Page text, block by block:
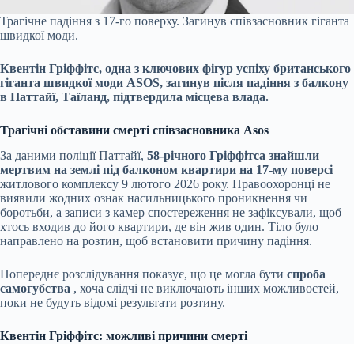
Трагічне падіння з 17-го поверху. Загинув співзасновник гіганта
швидкої моди.
Квентін Гріффітс, одна з ключових фігур успіху британського
гіганта швидкої моди ASOS, загинув після падіння з балкону
в Паттайї, Таїланд, підтвердила місцева влада.
Трагічні обставини смерті співзасновника Asos
За даними поліції Паттайї, 58-річного Гріффітса знайшли
мертвим на землі під балконом квартири на 17-му поверсі
житлового комплексу 9 лютого 2026 року. Правоохоронці не
виявили жодних ознак насильницького проникнення чи
боротьби, а записи з камер спостереження не зафіксували, щоб
хтось входив до його квартири, де він жив один. Тіло було
направлено на розтин, щоб встановити причину падіння.
Попереднє розслідування показує, що це могла бути спроба
самогубства , хоча слідчі не виключають інших можливостей,
поки не будуть відомі результати розтину.
Квентін Гріффітс: можливі причини смерті